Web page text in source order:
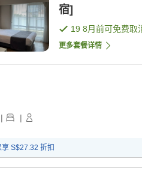
宿]
19 8月前可免费取
更多套餐详情
| |
享 S$27.32 折扣